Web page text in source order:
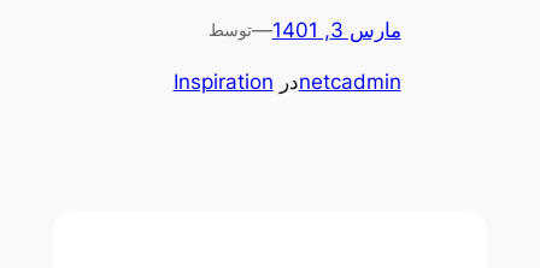
مارس 3, 1401 —توسط
netcadminدر Inspiration